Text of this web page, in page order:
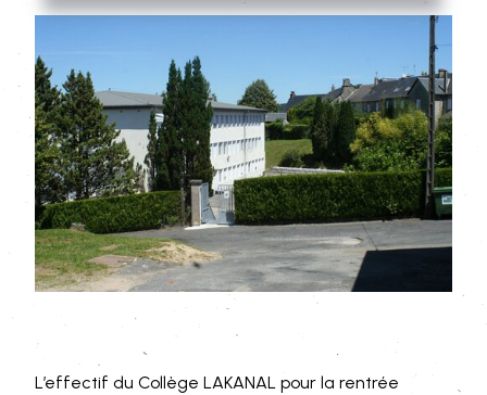
L’effectif du Collège LAKANAL pour la rentrée